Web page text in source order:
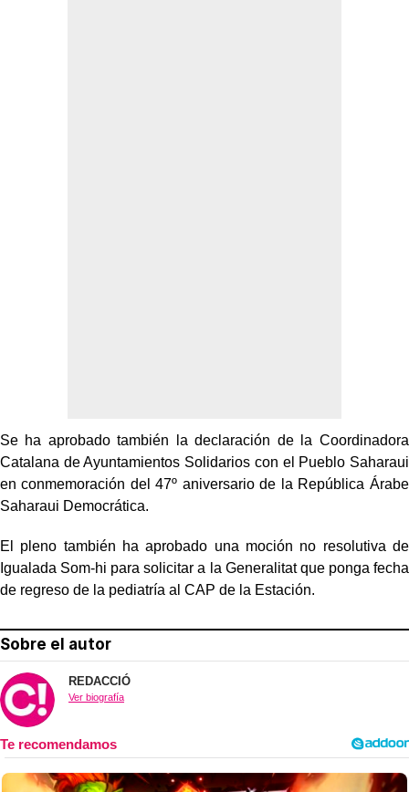
Se ha aprobado también la declaración de la Coordinadora
Catalana de Ayuntamientos Solidarios con el Pueblo Saharaui
en conmemoración del 47º aniversario de la República Árabe
Saharaui Democrática.
El pleno también ha aprobado una moción no resolutiva de
Igualada Som-hi para solicitar a la Generalitat que ponga fecha
de regreso de la pediatría al CAP de la Estación.
Sobre el autor
REDACCIÓ
Ver biografía